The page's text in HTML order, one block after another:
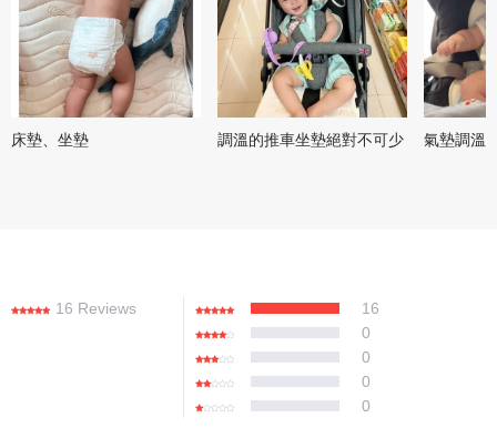
床墊、坐墊 調溫的推車坐墊絕對不可少 氣墊調溫
16 Reviews
16
0
0
0
0